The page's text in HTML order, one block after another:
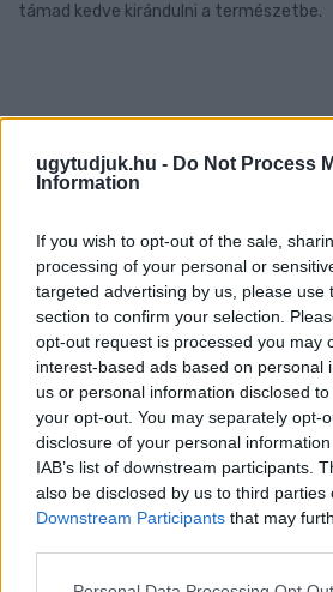
ugytudjuk.hu - Do Not Process
Information
If you wish to opt-out of the sale,
processing of your personal or
targeted advertising by us, please use
section to confirm your selection.
opt-out request is processed you may
interest-based ads based on personal
us or personal information disclosed
your opt-out. You may separately opt-
disclosure of your personal
IAB’s list of downstream participants.
also be disclosed by us to third parties
Downstream Participants that may
Please note that this website/app uses
támad kedve kirándulni a természetbe.
ÖRÖMHÍR: TÍZ ÉVE NEM VOLT
INFLÁCIÓ MAGYARORSZÁGON